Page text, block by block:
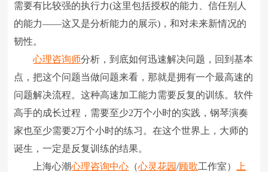
需要有比较强的执行力(这里包括授权的能力、信任别人
的能力――这又是分析能力的展示)，和对未来新情况的
韧性。
心理咨询师分析，到底如何迅速解决问题，回到基本
点，把这个问题当做问题来看，那就是拥有一个最高速的
问题解决流程。这种高速加工能力需要反复的训练。软件
高手的成长过程，需要至少2万个小时的实践，钢琴演奏
家也至少需要2万个小时的练习。在这个世界上，大师的
诞生，一定是反复训练的结果。
上海心潮心理咨询中心 （心灵花园/顾歌工作室）
上